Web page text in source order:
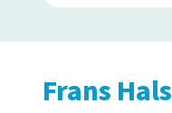
Frans Hals